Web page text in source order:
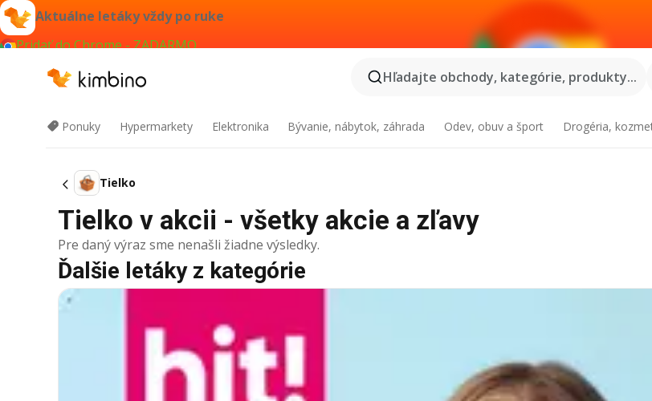
Aktuálne letáky vždy po ruke
Pridať do Chrome - ZADARMO
Hľadajte obchody, kategórie, produkty...
Ponuky Hypermarkety Elektronika Bývanie, nábytok, záhrada Odev, obuv a šport Drogéria,
Tielko
Tielko v akcii - všetky akcie a zľavy
Pre daný výraz sme nenašli žiadne výsledky.
Ďalšie letáky z kategórie